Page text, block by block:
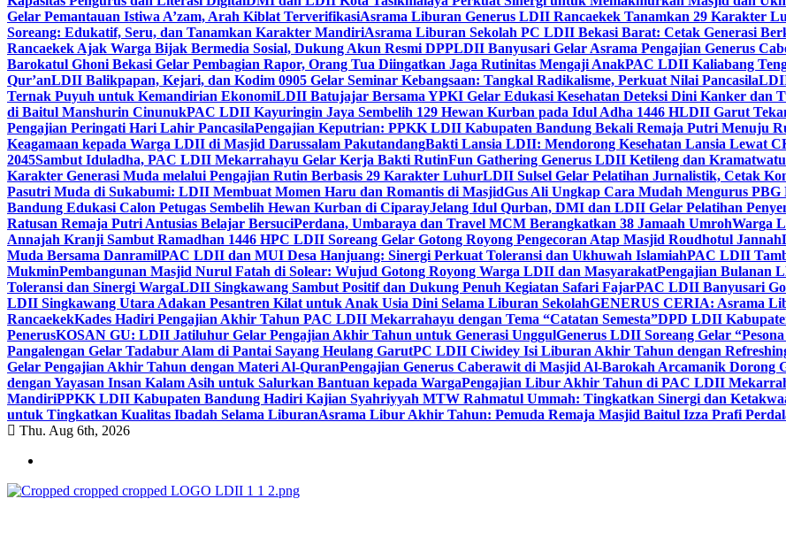
Gelar Pemantauan Istiwa A’zam, Arah Kiblat TerverifikasiAsrama Liburan Generus LDII Rancaekek Tanamkan 29 Karakter
Soreang: Edukatif, Seru, dan Tanamkan Karakter MandiriAsrama Liburan Sekolah PC LDII Bekasi Barat: Cetak Generasi
Rancaekek Ajak Warga Bijak Bermedia Sosial, Dukung Akun Resmi DPPLDII Banyusari Gelar Asrama Pengajian Generus
Barokatul Ghoni Bekasi Gelar Pembagian Rapor, Orang Tua Diingatkan Jaga Rutinitas Mengaji AnakPAC LDII Kaliabang
Qur’anLDII Balikpapan, Kejari, dan Kodim 0905 Gelar Seminar Kebangsaan: Tangkal Radikalisme, Perkuat Nilai Pancasila
Ternak Puyuh untuk Kemandirian EkonomiLDII Batujajar Bersama YPKI Gelar Edukasi Kesehatan Deteksi Dini Kanker dan
di Baitul Manshurin CinunukPAC LDII Kayuringin Jaya Sembelih 129 Hewan Kurban pada Idul Adha 1446 HLDII Garut
Pengajian Peringati Hari Lahir PancasilaPengajian Keputrian: PPKK LDII Kabupaten Bandung Bekali Remaja Putri Menuju
Keagamaan kepada Warga LDII di Masjid Darussalam PakutandangBakti Lansia LDII: Mendorong Kesehatan Lansia Lewat
2045Sambut Iduladha, PAC LDII Mekarrahayu Gelar Kerja Bakti RutinFun Gathering Generus LDII Ketileng dan
Karakter Generasi Muda melalui Pengajian Rutin Berbasis 29 Karakter LuhurLDII Sulsel Gelar Pelatihan Jurnalistik, Cetak
Pasutri Muda di Sukabumi: LDII Membuat Momen Haru dan Romantis di MasjidGus Ali Ungkap Cara Mudah Mengurus
Bandung Edukasi Calon Petugas Sembelih Hewan Kurban di CiparayJelang Idul Qurban, DMI dan LDII Gelar Pelatihan
Ratusan Remaja Putri Antusias Belajar BersuciPerdana, Umbaraya dan Travel MCM Berangkatkan 38 Jamaah UmrohWarga
Annajah Kranji Sambut Ramadhan 1446 HPC LDII Soreang Gelar Gotong Royong Pengecoran Atap Masjid Roudhotul Jannah
Muda Bersama DanramilPAC LDII dan MUI Desa Hanjuang: Sinergi Perkuat Toleransi dan Ukhuwah IslamiahPAC LDII
MukminPembangunan Masjid Nurul Fatah di Solear: Wujud Gotong Royong Warga LDII dan MasyarakatPengajian Bulanan
Toleransi dan Sinergi WargaLDII Singkawang Sambut Positif dan Dukung Penuh Kegiatan Safari FajarPAC LDII Banyusari
LDII Singkawang Utara Adakan Pesantren Kilat untuk Anak Usia Dini Selama Liburan SekolahGENERUS CERIA: Asrama
RancaekekKades Hadiri Pengajian Akhir Tahun PAC LDII Mekarrahayu dengan Tema “Catatan Semesta”DPD LDII
PenerusKOSAN GU: LDII Jatiluhur Gelar Pengajian Akhir Tahun untuk Generasi UnggulGenerus LDII Soreang Gelar
Pangalengan Gelar Tadabur Alam di Pantai Sayang Heulang GarutPC LDII Ciwidey Isi Liburan Akhir Tahun dengan
Gelar Pengajian Akhir Tahun dengan Materi Al-QuranPengajian Generus Caberawit di Masjid Al-Barokah Arcamanik Dorong
dengan Yayasan Insan Kalam Asih untuk Salurkan Bantuan kepada WargaPengajian Libur Akhir Tahun di PAC LDII
MandiriPPKK LDII Kabupaten Bandung Hadiri Kajian Syahriyyah MTW Rahmatul Ummah: Tingkatkan Sinergi dan
untuk Tingkatkan Kualitas Ibadah Selama LiburanAsrama Libur Akhir Tahun: Pemuda Remaja Masjid Baitul Izza Prafi
Thu. Aug 6th, 2026